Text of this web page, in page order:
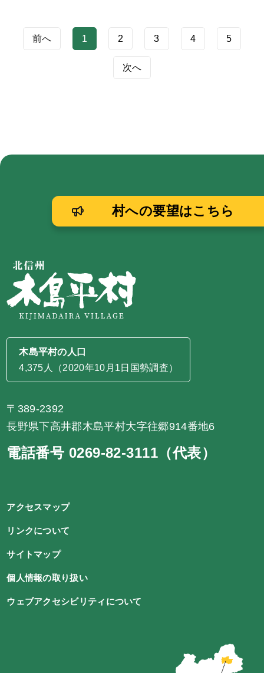
前へ 1 2 3 4 5
次へ
木島平村の人口
4,375人（2020年10月1日国勢調査）
〒389-2392
長野県下高井郡木島平村大字往郷914番地6
電話番号 0269-82-3111（代表）
村への要望はこちら
アクセスマップ
リンクについて
サイトマップ
個人情報の取り扱い
ウェブアクセシビリティについて